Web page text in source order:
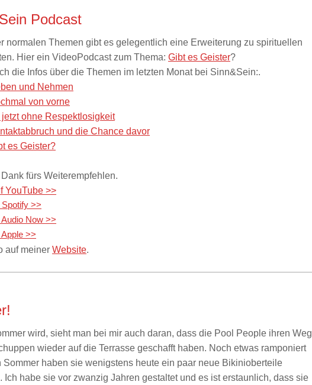
Podcast
normalen Themen gibt es gelegentlich eine Erweiterung zu spirituellen
Hier ein VideoPodcast zum Thema: Gibt es Geister?
die Infos über die Themen im letzten Monat bei Sinn&Sein:.
und Nehmen
von vorne
jetzt ohne Respektlosigkeit
und die Chance davor
es Geister?
fürs Weiterempfehlen.
YouTube >>
>>
Now >>
>>
auf meiner Website.
wird, sieht man bei mir auch daran, dass die Pool People ihren Weg
wieder auf die Terrasse geschafft haben. Noch etwas ramponiert
Sommer haben sie wenigstens heute ein paar neue Bikinioberteile
Ich habe sie vor zwanzig Jahren gestaltet und es ist erstaunlich, dass sie